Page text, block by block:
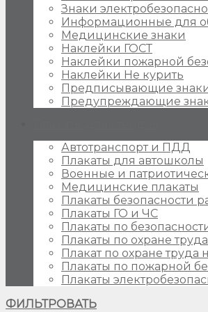
Знаки
Информационные для
Медицинские знаки
Наклейки ГОСТ
Наклейки пожарной
Наклейки Не курить
Предписывающие
Предупреждающие
Автотранспорт и ПДД
Плакаты для автошколы
Военные и
Медицинские плакаты
Плакаты безопасности
Плакаты ГО и ЧС
Плакаты по
Плакаты по охране труда
Плакат по охране труда
Плакаты по пожарной
Плакаты
ФИЛЬТРОВАТЬ